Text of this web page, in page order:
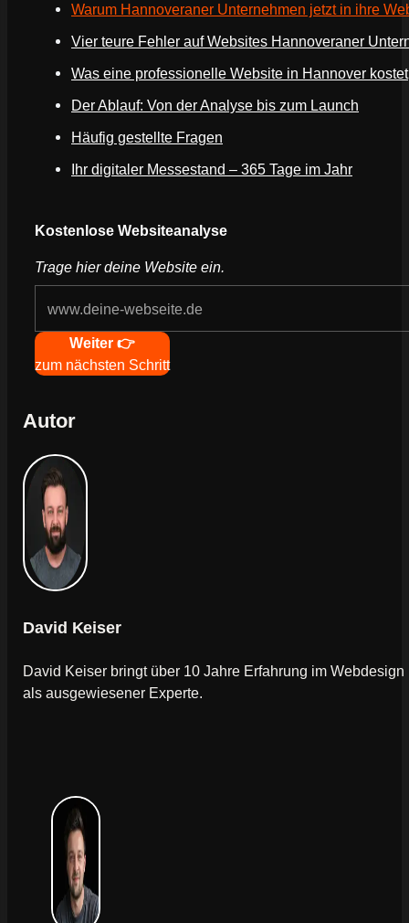
Warum Hannoveraner Unternehmen jetzt in ihre
Vier teure Fehler auf Websites Hannoveraner
Was eine professionelle Website in Hannover kostet
Der Ablauf: Von der Analyse bis zum Launch
Häufig gestellte Fragen
Ihr digitaler Messestand – 365 Tage im Jahr
Kostenlose Websiteanalyse
Trage hier deine Website ein.
NavigationWeiter 👉
zum nächsten Schritt
Autor
David Keiser
David Keiser bringt über 10 Jahre Erfahrung im
als ausgewiesener Experte.